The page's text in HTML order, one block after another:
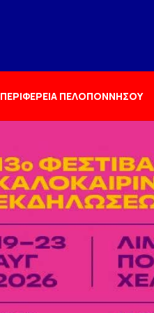
ΠΕΡΙΦΕΡΕΙΑ ΠΕΛΟΠΟΝΝΗΣΟΥ